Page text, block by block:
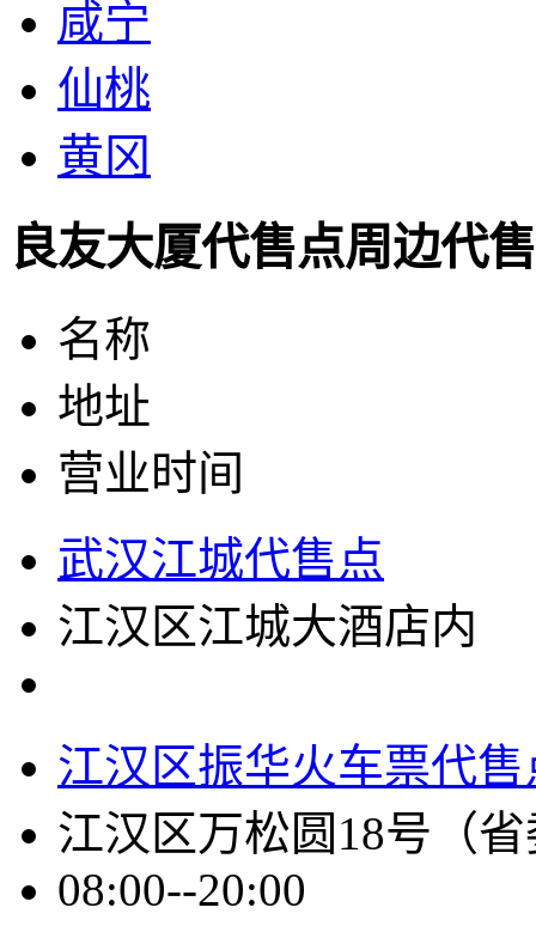
咸宁
仙桃
黄冈
良友大厦代售点周边代
名称
地址
营业时间
武汉江城代售点
江汉区江城大酒店内
江汉区振华火车票代售
江汉区万松圆18号（
08:00--20:00